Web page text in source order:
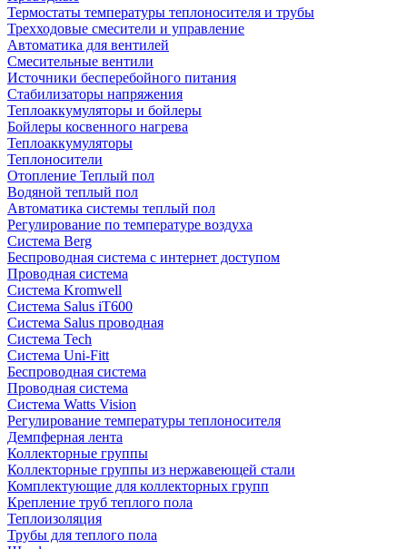
Термостаты температуры теплоносителя и трубы
Трехходовые смесители и управление
Автоматика для вентилей
Смесительные вентили
Источники бесперебойного питания
Стабилизаторы напряжения
Теплоаккумуляторы и бойлеры
Бойлеры косвенного нагрева
Теплоаккумуляторы
Теплоносители
Отопление Теплый пол
Водяной теплый пол
Автоматика системы теплый пол
Регулирование по температуре воздуха
Система Berg
Беспроводная система с интернет доступом
Проводная система
Система Kromwell
Система Salus iT600
Система Salus проводная
Система Tech
Система Uni-Fitt
Беспроводная система
Проводная система
Система Watts Vision
Регулирование температуры теплоносителя
Демпферная лента
Коллекторные группы
Коллекторные группы из нержавеющей стали
Комплектующие для коллекторных групп
Крепление труб теплого пола
Теплоизоляция
Трубы для теплого пола